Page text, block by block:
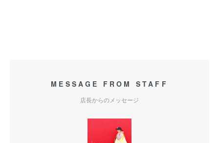
MESSAGE FROM STAFF
店長からのメッセージ